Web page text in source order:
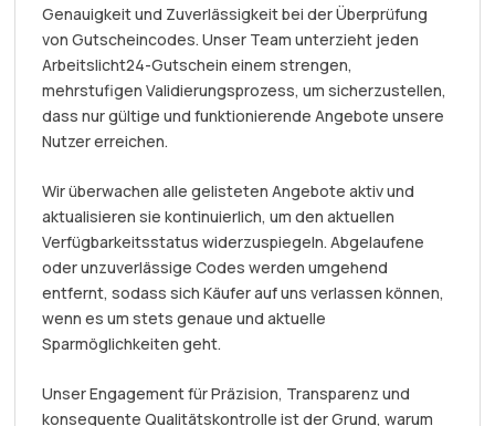
Genauigkeit und Zuverlässigkeit bei der Überprüfung
von Gutscheincodes. Unser Team unterzieht jeden
Arbeitslicht24-Gutschein einem strengen,
mehrstufigen Validierungsprozess, um sicherzustellen,
dass nur gültige und funktionierende Angebote unsere
Nutzer erreichen.
Wir überwachen alle gelisteten Angebote aktiv und
aktualisieren sie kontinuierlich, um den aktuellen
Verfügbarkeitsstatus widerzuspiegeln. Abgelaufene
oder unzuverlässige Codes werden umgehend
entfernt, sodass sich Käufer auf uns verlassen können,
wenn es um stets genaue und aktuelle
Sparmöglichkeiten geht.
Unser Engagement für Präzision, Transparenz und
konsequente Qualitätskontrolle ist der Grund, warum